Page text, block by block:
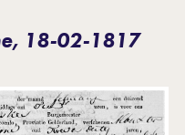
18-02-1817